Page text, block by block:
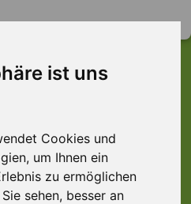
ist uns
Cookies und
um Ihnen ein
zu ermöglichen
sehen, besser an
leider
...
etwas dabei: